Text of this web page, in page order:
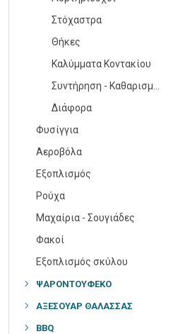
Στόχαστρα
Θήκες
Καλύμματα Κοντακίου
Διάφορα
Φυσίγγια
Αεροβόλα
Εξοπλισμός
Ρούχα
Μαχαίρια - Σουγιάδες
Φακοί
Εξοπλισμός σκύλου
ΨΑΡΟΝΤΟΎΦΕΚΟ
ΑΞΕΣΟΥΑΡ ΘΑΛΑΣΣΑΣ
BBQ